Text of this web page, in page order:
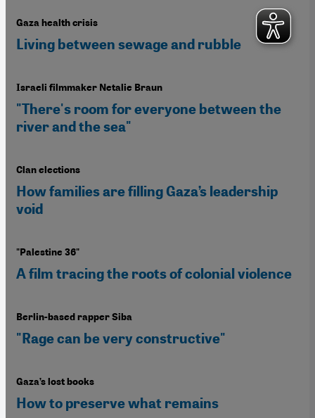
Gaza health crisis
Living between sewage and rubble
Israeli filmmaker Netalie Braun
"There's room for everyone between the
river and the sea"
Clan elections
How families are filling Gaza’s leadership
void
"Palestine 36"
A film tracing the roots of colonial violence
Berlin-based rapper Siba
"Rage can be very constructive"
Gaza’s lost books
How to preserve what remains